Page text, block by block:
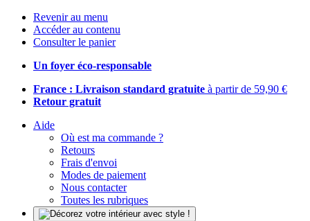
Revenir au menu
Accéder au contenu
Consulter le panier
Un foyer éco-responsable
France : Livraison standard gratuite à partir de 59,90 €
Retour gratuit
Aide
Où est ma commande ?
Retours
Frais d'envoi
Modes de paiement
Nous contacter
Toutes les rubriques